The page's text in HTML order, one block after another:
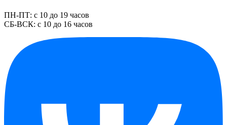
ПН-ПТ: с 10 до 19 часов
СБ-ВСК: с 10 до 16 часов